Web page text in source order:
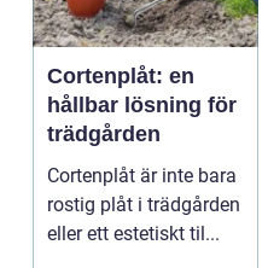
Cortenplåt: en
hållbar lösning för
trädgården
Cortenplåt är inte bara
rostig plåt i trädgården
eller ett estetiskt til...